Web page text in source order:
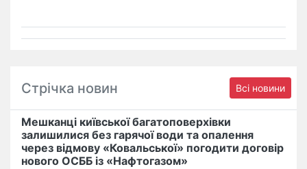
Стрічка новин Всі новини
Мешканці київської багатоповерхівки
залишилися без гарячої води та опалення
через відмову «Ковальської» погодити договір
нового ОСББ із «Нафтогазом»